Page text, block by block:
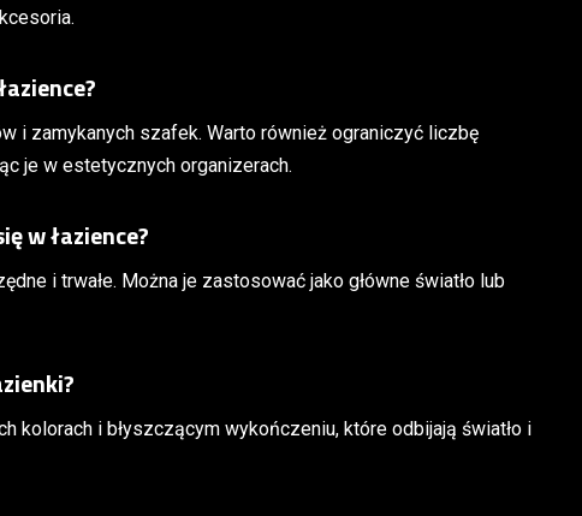
i zamykanych szafek. Warto również ograniczyć liczbę
je w estetycznych organizerach.
w łazience?
i trwałe. Można je zastosować jako główne światło lub
kolorach i błyszczącym wykończeniu, które odbijają światło i